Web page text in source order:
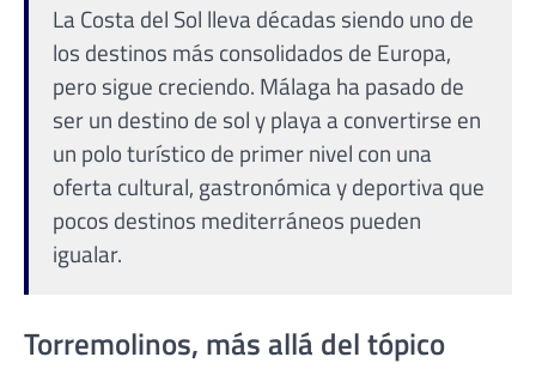
La Costa del Sol lleva décadas siendo uno de
los destinos más consolidados de Europa,
pero sigue creciendo. Málaga ha pasado de
ser un destino de sol y playa a convertirse en
un polo turístico de primer nivel con una
oferta cultural, gastronómica y deportiva que
pocos destinos mediterráneos pueden
igualar.
Torremolinos, más allá del tópico